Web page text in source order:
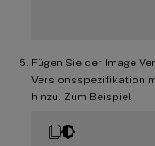
Fügen Sie der Image-
Versionsspezifikation
hinzu. Zum Beispiel: